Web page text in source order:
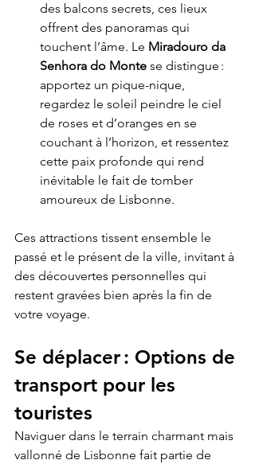
des balcons secrets, ces lieux
offrent des panoramas qui
touchent l’âme. Le Miradouro da
Senhora do Monte se distingue :
apportez un pique-nique,
regardez le soleil peindre le ciel
de roses et d’oranges en se
couchant à l’horizon, et ressentez
cette paix profonde qui rend
inévitable le fait de tomber
amoureux de Lisbonne.
Ces attractions tissent ensemble le
passé et le présent de la ville, invitant à
des découvertes personnelles qui
restent gravées bien après la fin de
votre voyage.
Se déplacer : Options de
transport pour les
touristes
Naviguer dans le terrain charmant mais
vallonné de Lisbonne fait partie de